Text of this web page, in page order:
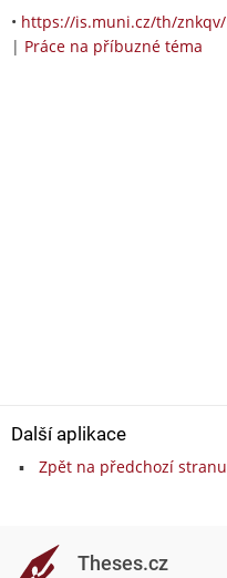
• https://is.muni.cz/th/znkqv/
| Práce na příbuzné téma
Další aplikace
Zpět na předchozí stranu
Theses.cz